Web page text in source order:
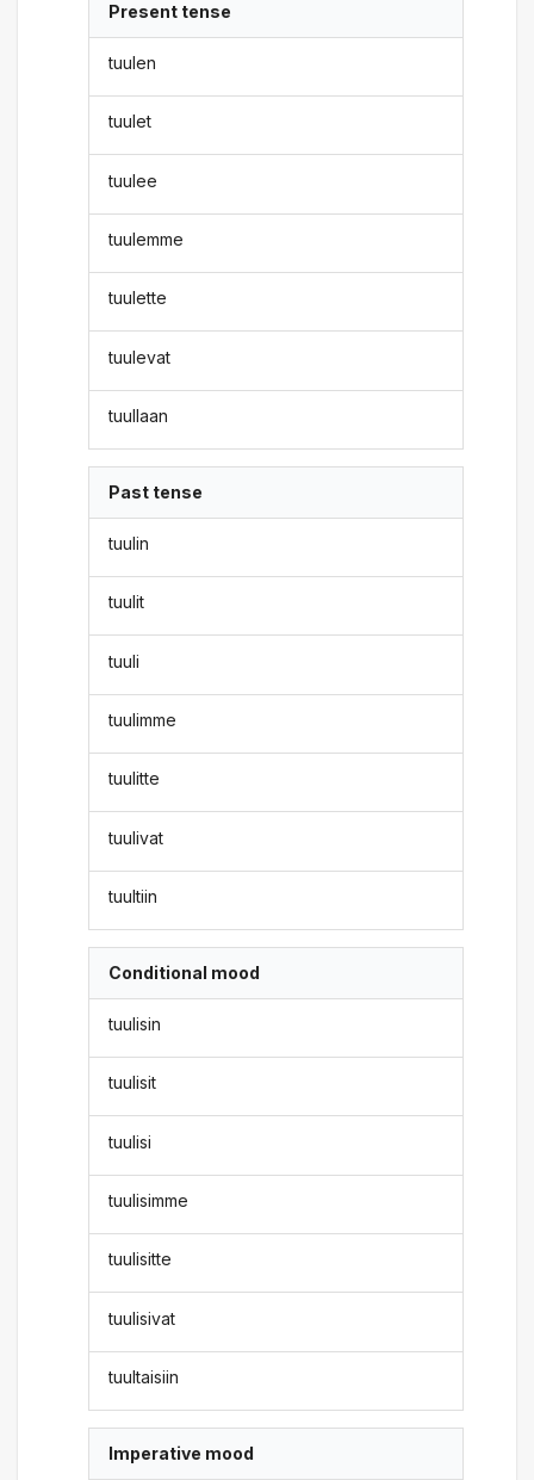
Present tense
tuulen
tuulet
tuulee
tuulemme
tuulette
tuulevat
tuullaan
Past tense
tuulin
tuulit
tuuli
tuulimme
tuulitte
tuulivat
tuultiin
Conditional mood
tuulisin
tuulisit
tuulisi
tuulisimme
tuulisitte
tuulisivat
tuultaisiin
Imperative mood